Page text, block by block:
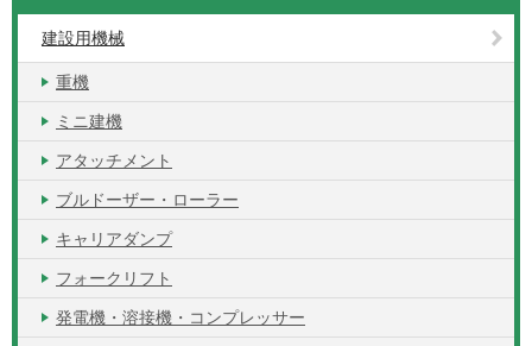
建設用機械
重機
ミニ建機
アタッチメント
ブルドーザー・ローラー
キャリアダンプ
フォークリフト
発電機・溶接機・コンプレッサー